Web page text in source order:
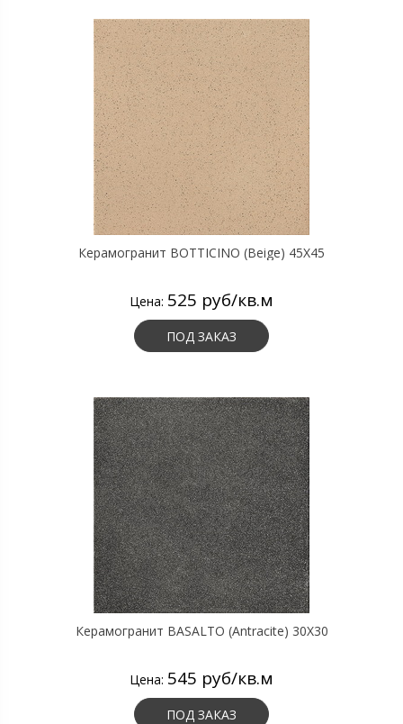
Керамогранит BOTTICINO (Beige) 45X45
Цена: 525 руб/кв.м
ПОД ЗАКАЗ
Керамогранит BASALTO (Antracite) 30X30
Цена: 545 руб/кв.м
ПОД ЗАКАЗ